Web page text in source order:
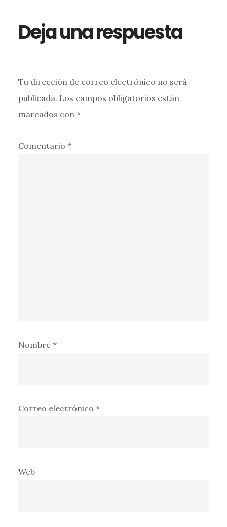
lectores
Deja una respuesta
Tu dirección de correo electrónico no será
publicada. Los campos obligatorios están
marcados con *
Comentario *
Nombre *
Correo electrónico *
Web